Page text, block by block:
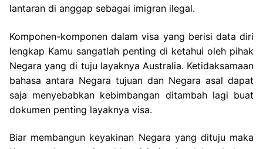
lantaran di anggap sebagai imigran ilegal.
Komponen-komponen dalam visa yang berisi data diri
lengkap Kamu sangatlah penting di ketahui oleh pihak
Negara yang di tuju layaknya Australia. Ketidaksamaan
bahasa antara Negara tujuan dan Negara asal dapat
saja menyebabkan kebimbangan ditambah lagi buat
dokumen penting layaknya visa.
Biar membangun keyakinan Negara yang dituju maka